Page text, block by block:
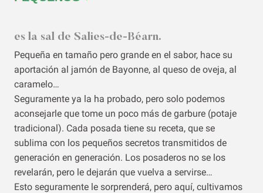
es la sal de Salies-de-Béarn.
Pequeña en tamaño pero grande en el sabor, hace su
aportación al jamón de Bayonne, al queso de oveja, al
caramelo…
Seguramente ya la ha probado, pero solo podemos
aconsejarle que tome un poco más de garbure (potaje
tradicional). Cada posada tiene su receta, que se
sublima con los pequeños secretos transmitidos de
generación en generación. Los posaderos no se los
revelarán, pero le dejarán que vuelva a servirse…
Esto seguramente le sorprenderá, pero aquí, cultivamos